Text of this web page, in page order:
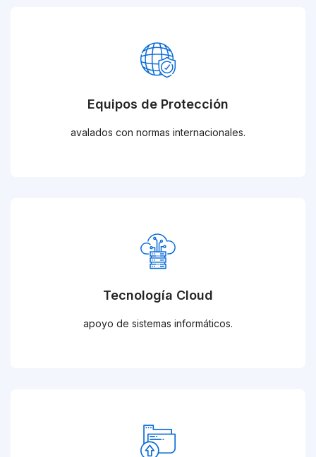
Equipos de Protección
avalados con normas internacionales.
Tecnología Cloud
apoyo de sistemas informáticos.